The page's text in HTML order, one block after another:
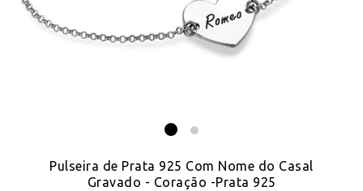
Pulseira de Prata 925 Com Nome do Casal
Gravado - Coração -Prata 925